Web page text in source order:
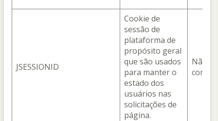
JSESSIONID
Cookie de
sessão de
plataforma de
propósito geral
que são usados
para manter o
estado dos
usuários nas
solicitações de
página.
Não